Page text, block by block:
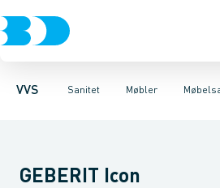
VVS Sanitet
Rør & fittingsPressfittings & rør
Møbler
Toiletter, sæder og cisterner Vaske
Møbelsæt & pakkerUnderskabe
GEBERIT Icon